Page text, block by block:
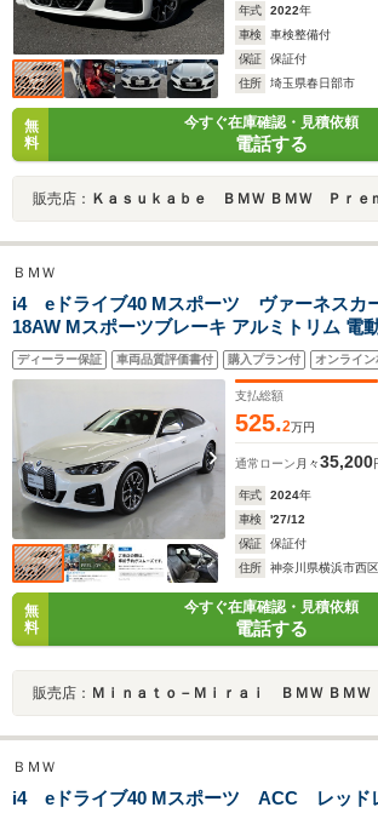
年式 2022年
車検
車検整備付
保証
保証付
住所
埼玉県春日部市
無
料
今すぐ在庫確認・見積依頼
電話する
販売店： Ｋａｓｕｋａｂｅ ＢＭＷ ＢＭＷ Ｐｒｅｍｉｕｍ Ｓｅｌｅ
ＢＭＷ
i4 eドライブ40 Mスポーツ ヴァーネスカ
18AW Mスポーツブレーキ アルミトリム 電
ーター Dアシストプロ ACC Pアシスト+ 全
PDC Mリアスポイラー Rプライバシーガラ
ディーラー保証 車両品質評価書付 購入プラン付 オンライ
支払総額
525.2万円
通常ローン 月々35,200
年式 2024年
車検
'27/12
保証
保証付
住所
神奈川県横浜市西区
無
料
今すぐ在庫確認・見積依頼
電話する
販売店： Ｍｉｎａｔｏ－Ｍｉｒａｉ ＢＭＷ ＢＭＷ Ｐｒｅｍｉｕｍ Ｓｅｌｅｃｔ
ＢＭＷ
i4 eドライブ40 Mスポーツ ACC レッド